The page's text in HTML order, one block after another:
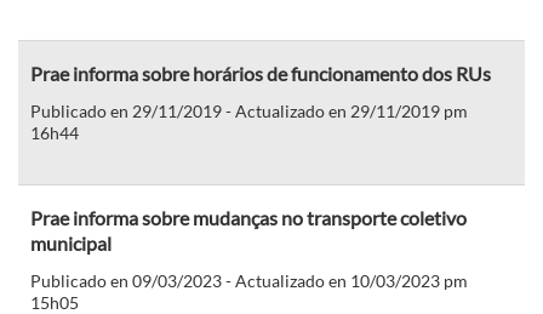
Prae informa sobre horários de funcionamento dos RUs
Publicado en 29/11/2019 - Actualizado en 29/11/2019 pm
16h44
Prae informa sobre mudanças no transporte coletivo
municipal
Publicado en 09/03/2023 - Actualizado en 10/03/2023 pm
15h05